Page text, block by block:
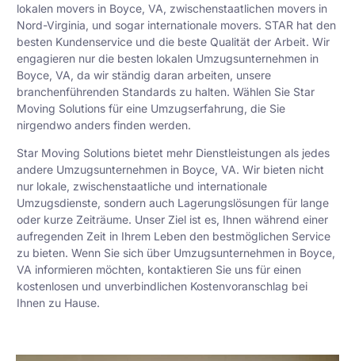
lokalen movers in Boyce, VA, zwischenstaatlichen movers in
Nord-Virginia, und sogar internationale movers. STAR hat den
besten Kundenservice und die beste Qualität der Arbeit. Wir
engagieren nur die besten lokalen Umzugsunternehmen in
Boyce, VA, da wir ständig daran arbeiten, unsere
branchenführenden Standards zu halten. Wählen Sie Star
Moving Solutions für eine Umzugserfahrung, die Sie
nirgendwo anders finden werden.
Star Moving Solutions bietet mehr Dienstleistungen als jedes
andere Umzugsunternehmen in Boyce, VA. Wir bieten nicht
nur lokale, zwischenstaatliche und internationale
Umzugsdienste, sondern auch Lagerungslösungen für lange
oder kurze Zeiträume. Unser Ziel ist es, Ihnen während einer
aufregenden Zeit in Ihrem Leben den bestmöglichen Service
zu bieten. Wenn Sie sich über Umzugsunternehmen in Boyce,
VA informieren möchten, kontaktieren Sie uns für einen
kostenlosen und unverbindlichen Kostenvoranschlag bei
Ihnen zu Hause.